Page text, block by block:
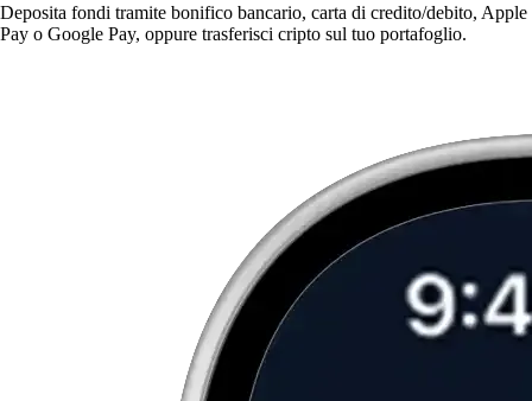
Deposita fondi tramite bonifico bancario, carta di credito/debito, Apple
Pay o Google Pay, oppure trasferisci cripto sul tuo portafoglio.